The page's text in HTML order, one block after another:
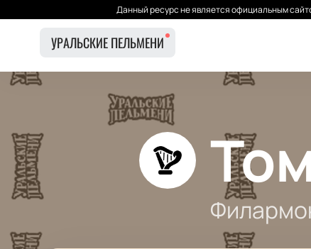
Данный ресурс не является официальным
УРАЛЬСКИЕ ПЕЛЬМЕНИ